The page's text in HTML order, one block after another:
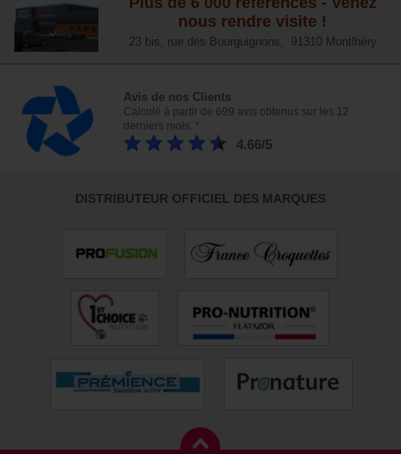
nous rendre visite !
23 bis, rue des Bourguignons, 91310 Montlhéry
Avis de nos Clients
Calculé à partir de 699 avis obtenus sur les 12
derniers mois. *
4.66/5
DISTRIBUTEUR OFFICIEL DES MARQUES